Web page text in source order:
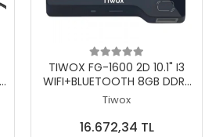
Sepete Ekle
TIWOX FG-1600 2D 10.1" I3
WIFI+BLUETOOTH 8GB DDR3
128GB FİYAT GÖR ÜNİTESİ
Tiwox
16.672,34 TL